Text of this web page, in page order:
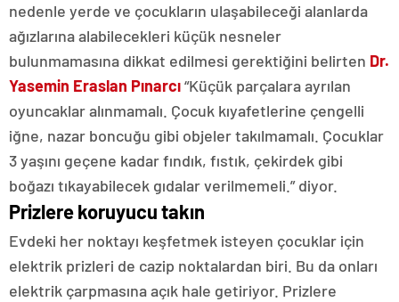
nedenle yerde ve çocukların ulaşabileceği alanlarda
ağızlarına alabilecekleri küçük nesneler
bulunmamasına dikkat edilmesi gerektiğini belirten Dr.
Yasemin Eraslan Pınarcı“Küçük parçalara ayrılan
oyuncaklar alınmamalı. Çocuk kıyafetlerine çengelli
iğne, nazar boncuğu gibi objeler takılmamalı. Çocuklar
3 yaşını geçene kadar fındık, fıstık, çekirdek gibi
boğazı tıkayabilecek gıdalar verilmemeli.” diyor.
Prizlere koruyucu takın
Evdeki her noktayı keşfetmek isteyen çocuklar için
elektrik prizleri de cazip noktalardan biri. Bu da onları
elektrik çarpmasına açık hale getiriyor. Prizlere